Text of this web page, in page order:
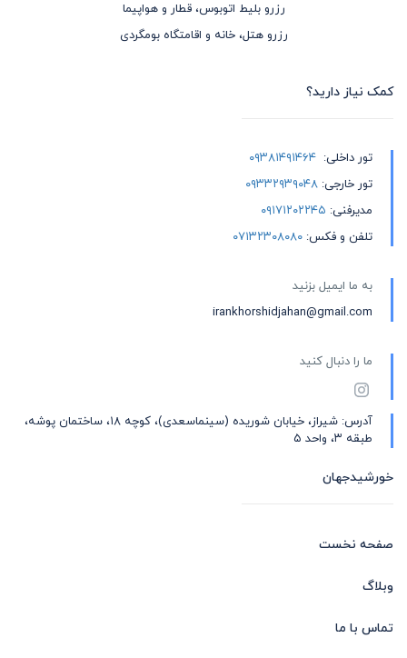
رزرو بلیط اتوبوس، قطار و هواپیما
رزرو هتل، خانه و اقامتگاه بومگردی
کمک نیاز دارید؟
تور داخلی: ۰۹۳۸۱۴۹۱۴۶۴
تور خارجی: ۰۹۳۳۲۹۳۹۰۴۸
مدیرفنی: ۰۹۱۷۱۲۰۲۲۴۵
تلفن و فکس: ۰۷۱۳۲۳۰۸۰۸۰
به ما ایمیل بزنید
irankhorshidjahan@gmail.com
ما را دنبال کنید
آدرس: شیراز، خیابان شوریده (سینماسعدی)، کوچه ۱۸، ساختمان پوشه،
طبقه ۳، واحد ۵
خورشیدجهان
صفحه نخست
وبلاگ
تماس با ما